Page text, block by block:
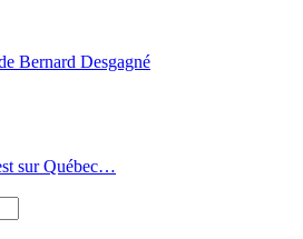
Bernard Desgagné
sur Québec…